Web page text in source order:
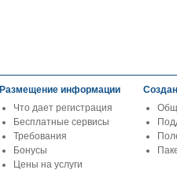
Размещение информации
Что дает регистрация
Бесплатные сервисы
Требования
Бонусы
Цены на услуги